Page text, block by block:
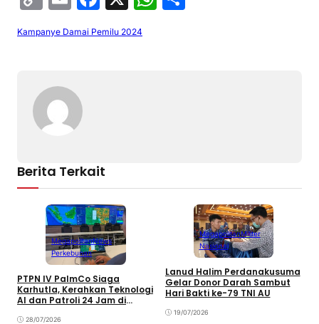
p
Li
n
k
m
ai
a
c
Kampanye Damai Pemilu 2024
Berita Terkait
MegapolitanNews
Perkebunan
PTPN IV PalmCo Siaga
Karhutla, Kerahkan Teknologi
AI dan Patroli 24 Jam di
28/07/2026
MegapolitanMiliter
Nasional
Lanud Halim Perdanakusuma
Gelar Donor Darah Sambut
Hari Bakti ke-79 TNI AU
19/07/2026